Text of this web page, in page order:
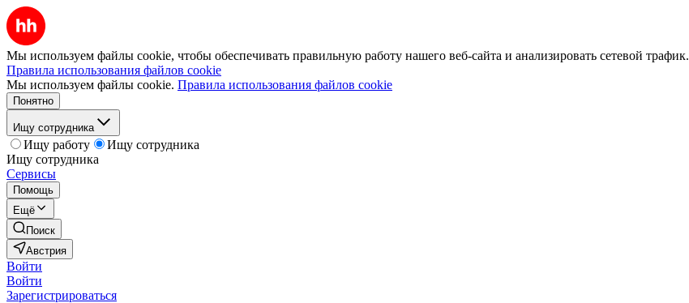
Мы используем файлы cookie, чтобы обеспечивать правильную работу нашего веб-сайта и анализировать сетевой трафик.
Правила использования файлов cookie
Мы используем файлы cookie. Правила использования файлов cookie
Понятно
Ищу сотрудника
Ищу работу
Ищу сотрудника
Ищу сотрудника
Сервисы
Помощь
Ещё
Поиск
Австрия
Войти
Войти
Зарегистрироваться